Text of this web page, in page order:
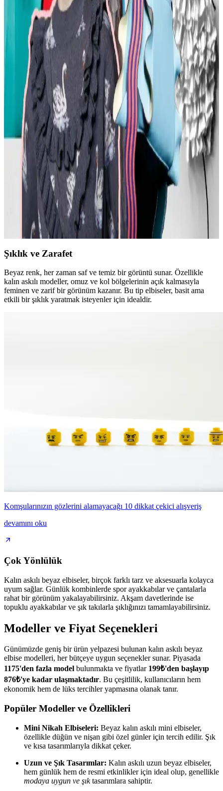
Kemer tokaları, kırsal ve şehir kültürlerinde farklı anlamlar taşır.
Kırsal bölgelerde başarı simgesi olan büyük tokalar, şehirlerde sade
ve uyumlu tasarımlarla tercih edilir. Stil ve özgüven belirleyicidir.
Moda Mikrotrendleri: Geçmişten Günümüze Sevilen
ve Hâlâ Tercih Edilen Parçalar
Moda mikrotrendleri genellikle kısa ömürlü olsa da bazı parçalar,
nostalji ve kişisel stil nedeniyle uzun yıllar tercih edilmeye devam
ediyor. Bu yazı, Reddit deneyimleriyle bu trendleri inceliyor.
Kavisli Vücut Tipleri İçin Doğru Kumaş ve
Kesimlerle Yapısal Moda Rehberi
Kavisli vücut tiplerine uygun yapısal moda seçimlerinde doğru
kumaş, kesim ve stil detayları önemlidir. Terzi hizmeti ve uygun
markalarla estetik ve rahat kıyafetler elde edilir.
Günlük Moda Soruları ve Pratik Stil Önerileri:
Rahatlık ve Şıklık Dengesi
Moda ve stil, kişisel tercihler ve çevresel ihtiyaçlarla şekillenir. Ev
giyimi, iş görüşmesi, mevsimlik kıyafetler ve vücut tipine uygun
önerilerle günlük şıklık ve rahatlık dengelenir.
Şıklık ve Zarafet
Beyaz renk, her zaman saf ve temiz bir görüntü sunar. Özellikle
kalın askılı modeller, omuz ve kol bölgelerinin açık kalmasıyla
feminen ve zarif bir görünüm kazanır. Bu tip elbiseler, basit ama
etkili bir şıklık yaratmak isteyenler için idealdir.
Komşularınızın gözlerini alamayacağı 10 dikkat çekici alışveriş
devamını oku
Çok Yönlülük
Kalın askılı beyaz elbiseler, birçok farklı tarz ve aksesuarla kolayca
uyum sağlar. Günlük kombinlerde spor ayakkabılar ve çantalarla
rahat bir görünüm yakalayabilirsiniz. Akşam davetlerinde ise
topuklu ayakkabılar ve şık takılarla şıklığınızı tamamlayabilirsiniz.
Modeller ve Fiyat Seçenekleri
Günümüzde geniş bir ürün yelpazesi bulunan kalın askılı beyaz
elbise modelleri, her bütçeye uygun seçenekler sunar. Piyasada
1175'den fazla model bulunmakta ve fiyatlar 199₺'den başlayıp
876₺'ye kadar ulaşmaktadır. Bu çeşitlilik, kullanıcıların hem
ekonomik hem de lüks tercihler yapmasına olanak tanır.
Popüler Modeller ve Özellikleri
Mini Nikah Elbiseleri: Beyaz kalın askılı mini elbiseler,
özellikle düğün ve nişan gibi özel günler için tercih edilir. Şık
ve kısa tasarımlarıyla dikkat çeker.
Uzun ve Şık Tasarımlar: Kalın askılı uzun beyaz elbiseler,
hem günlük hem de resmi etkinlikler için ideal olup, genellikle
modaya uygun ve şıktasarımlara sahiptir.